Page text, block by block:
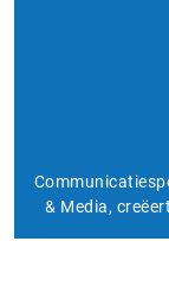
& Media,